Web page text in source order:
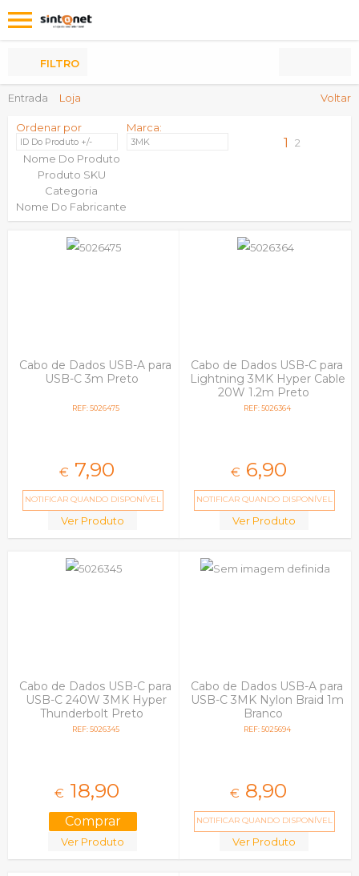
Entrada Loja Voltar
FILTRO
Ordenar por
ID Do Produto +/-
Nome Do Produto
Produto SKU
Categoria
Nome Do Fabricante
Marca:
3MK 1 2
Cabo de Dados USB-A para
USB-C 3m Preto
REF: 5026475
€ 7,90
NOTIFICAR QUANDO DISPONÍVEL
Ver Produto
Cabo de Dados USB-C para
Lightning 3MK Hyper Cable
20W 1.2m Preto
REF: 5026364
€ 6,90
NOTIFICAR QUANDO DISPONÍVEL
Ver Produto
Cabo de Dados USB-C para
USB-C 240W 3MK Hyper
Thunderbolt Preto
REF: 5026345
€ 18,90
Ver Produto
Cabo de Dados USB-A para
USB-C 3MK Nylon Braid 1m
Branco
REF: 5025694
€ 8,90
NOTIFICAR QUANDO DISPONÍVEL
Ver Produto